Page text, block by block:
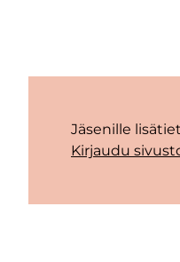
Jäsenille
Kirjaudu